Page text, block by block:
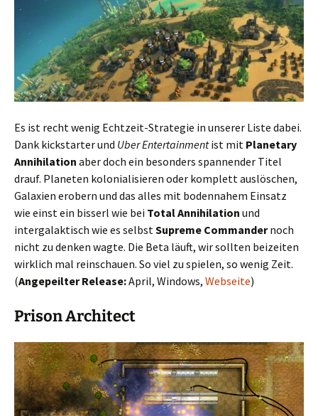
Es ist recht wenig Echtzeit-Strategie in unserer Liste dabei.
Dank kickstarter und Uber Entertainmentist mit Planetary
Annihilation aber doch ein besonders spannender Titel
drauf. Planeten kolonialisieren oder komplett auslöschen,
Galaxien erobern und das alles mit bodennahem Einsatz
wie einst ein bisserl wie bei Total Annihilation und
intergalaktisch wie es selbst Supreme Commandernoch
nicht zu denken wagte. Die Beta läuft, wir sollten beizeiten
wirklich mal reinschauen. So viel zu spielen, so wenig Zeit.
(Angepeilter Release:April, Windows, Webseite)
Prison Architect